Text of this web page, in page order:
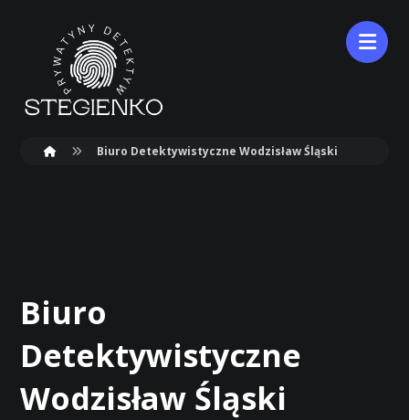
Biuro Detektywistyczne Wodzisław Śląski
Biuro
Detektywistyczne
Wodzisław Śląski